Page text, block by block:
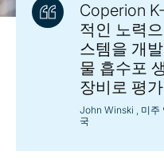
Coperion
적인 노력
스템을 개
물 흡수포
장비로 평
John Winski , 미주
국